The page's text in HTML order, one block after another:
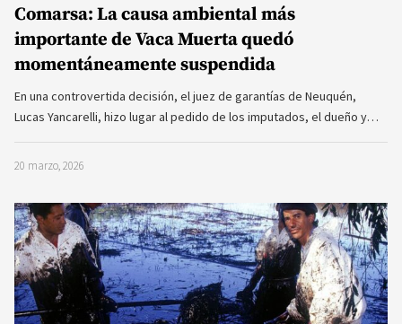
Comarsa: La causa ambiental más
importante de Vaca Muerta quedó
momentáneamente suspendida
En una controvertida decisión, el juez de garantías de Neuquén,
Lucas Yancarelli, hizo lugar al pedido de los imputados, el dueño y…
20 marzo, 2026